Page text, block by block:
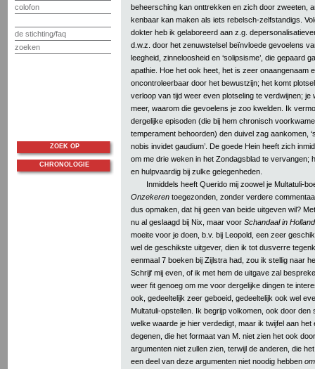
colofon
de stichting/faq
zoeken
beheersching kan onttrekken en zich door zweeten,
kenbaar kan maken als iets rebelsch-zelfstandigs.
dokter heb ik gelaboreerd aan z.g.
d.w.z. door het zenuwstelsel beïnvloede gevoelens
leegheid, zinneloosheid en ‘solipsisme’, die gepaard
apathie. Hoe het ook heet, het is zeer onaangenaam
oncontroleerbaar door het bewustzijn; het komt
verloop van tijd weer even plotseling te verdwijnen; je
meer, waarom die gevoelens je zoo kwelden. Ik
dergelijke episoden (die bij hem chronisch
temperament behoorden) den duivel zag aankomen,
nobis invidet gaudium’. De goede Hein heeft zich
om me drie weken in het Zondagsblad te vervangen;
en hulpvaardig bij zulke gelegenheden.
Inmiddels heeft Querido mij zoowel je Multatuli-
Onzekeren toegezonden, zonder verdere
dus opmaken, dat hij geen van beide uitgeven wil?
nu al geslaagd bij Nix, maar voor Schandaal in Holland
moeite voor je doen, b.v. bij Leopold, een zeer
wel de geschikste uitgever, dien ik tot dusverre
eenmaal 7 boeken bij Zijlstra had, zou ik stellig naar
Schrijf mij even, of ik met hem de uitgave zal
weer fit genoeg om me voor dergelijke dingen te
ook, gedeeltelijk zeer geboeid, gedeeltelijk ook wel
Multatuli-opstellen. Ik begrijp volkomen, ook door den
welke waarde je hier verdedigt, maar ik twijfel aan het
degenen, die het formaat van M. niet zien het ook
argumenten niet zullen zien, terwijl de anderen, die
een deel van deze argumenten niet noodig hebben om
ZOEK OP
CHRONOLOGIE